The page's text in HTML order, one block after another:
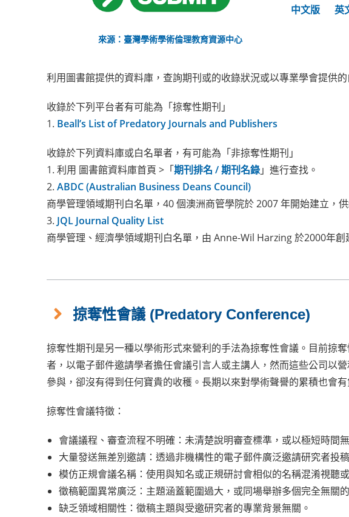
來源： 臺灣學術學術倫理教育資源中心
中文版 英
利用圖書館提供的資料庫，查詢期刊或的收錄狀況或以專業學會提供
收錄於下列平台者有可能為「掠奪性期刊」
1. Beall’s List of Predatory Journals and Publishers
收錄於下列資料庫或白名單者，有可能為「非掠奪性期刊」
1. 利用 圖書館資料庫首頁 >「期刊排名 / 期刊名錄」進行查找。
2. ABDC (Australian Business Deans Council)
商學管理領域期刊白名單，40 個澳洲商管學院於 2007 年開始建立，
3. JQL Journal Quality List
商學管理、經濟學領域期刊白名單，由 Anne-Wil Harzing 於2000年創
掠奪性會議 (Predatory Conference)
掠奪性期刊是另一種以學術形式來營利的手法為掠奪性會議。目前掠
者，以電子郵件邀請學者擔任會議引言人或主講人，然而這些公司以
參與，卻沒有得到任何寶貴的收穫。長期以來對學術聲譽的累積也會有
掠奪性會議特徵：
會議議程、審查流程不明確：未清楚說明審查標準，或以極短時間
大量發送無差別邀請：透過非機構性的電子郵件廣泛邀請研究者投
模仿正規會議名稱：使用與知名或正規研討會相似的名稱混淆視聽
徵稿範圍異常廣泛：主題涵蓋範圍過大，或同場舉辦多個完全無關
缺乏領域相關性：徵稿主題與受邀研究者的專業背景無關。